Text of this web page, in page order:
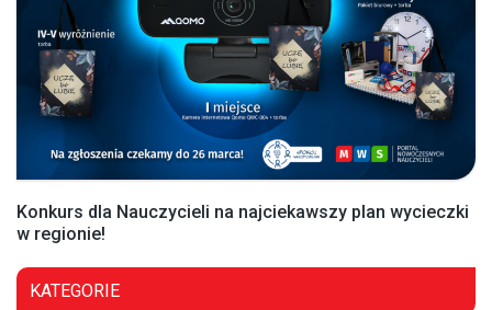
Konkurs dla Nauczycieli na najciekawszy plan wycieczki
w regionie!
KATEGORIE